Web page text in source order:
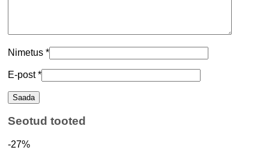
Nimetus *
E-post*
Seotud tooted
-27%